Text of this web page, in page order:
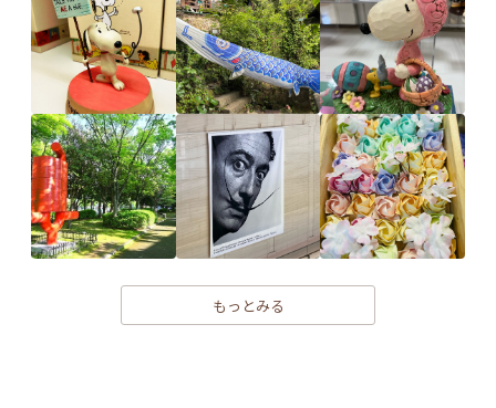
もっとみる